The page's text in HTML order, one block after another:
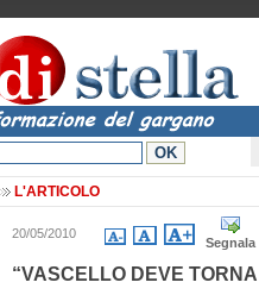
L'ARTICOLO
20/05/2010
Segnala
“VASCELLO DEVE